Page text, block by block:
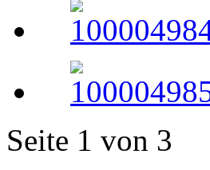
Seite 1 von 3